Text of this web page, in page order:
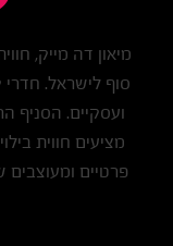
מיאון דה מייק,
סוף לישראל. חדרי
ועסקיים. הסניף
מציעים חווית
פרטיים ומעוצבים